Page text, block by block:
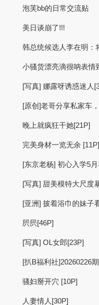
泡芙bb的日常交流贴
美日谈崩了!!!
韩总统候选人李在明：
小骚货漂亮滴很呐表情
[写真] 娜露呀诱惑迷人
[原创]老哥分享私家车
晚上就疯狂干她[21P]
完美身材一览无余 [11P]
[东京老杨] 初心入学5
[写真] 甜美模特大尺度
[亚洲] 披着浴巾的妹子
屄屄[46P]
[写真] OL女郎[23P]
[扒B福利社]20260226
骚妇掰开穴 [10P]
人妻情人[30P]